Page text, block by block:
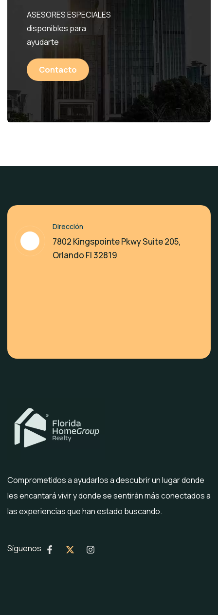
ASESORES ESPECIALES
disponibles para
ayudarte
Contacto
Dirección
7802 Kingspointe Pkwy Suite 205,
Orlando Fl 32819
Comprometidos a ayudarlos a descubrir un lugar donde
les encantará vivir y donde se sentirán más conectados a
las experiencias que han estado buscando.
Síguenos